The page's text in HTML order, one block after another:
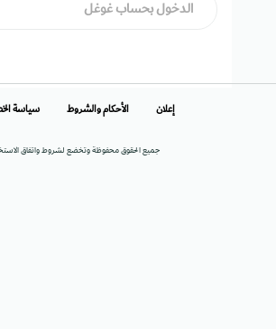
الدخول بحساب غوغل
جميع الحقوق محفوظة وتخضع لشروط واتفاق
إعلان الأحكام والشروط سياسة